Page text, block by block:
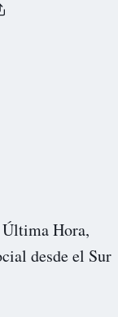
Hora,
desde el Sur